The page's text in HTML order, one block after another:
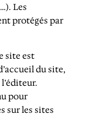
Les
protégés par
site est
du site,
pour
sur les sites